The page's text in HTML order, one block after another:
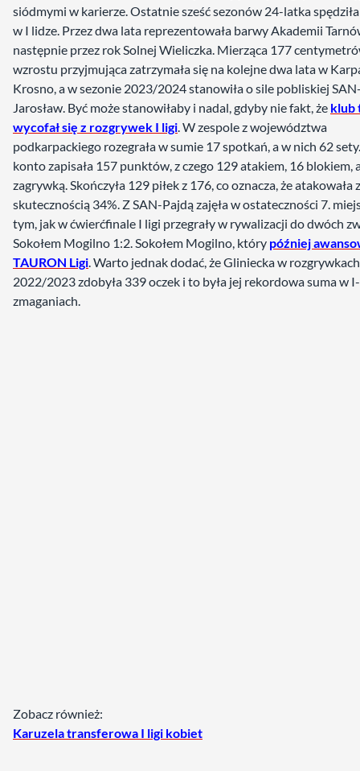
siódmymi w karierze. Ostatnie sześć sezonów 24-latka
w I lidze. Przez dwa lata reprezentowała barwy Akademii
następnie przez rok Solnej Wieliczka. Mierząca 177
wzrostu przyjmująca zatrzymała się na kolejne dwa lata w
Krosno, a w sezonie 2023/2024 stanowiła o sile pobliskiej
Jarosław. Być może stanowiłaby i nadal, gdyby nie fakt, że klub
wycofał się z rozgrywek I ligi. W zespole z województwa
podkarpackiego rozegrała w sumie 17 spotkań, a w nich 62
konto zapisała 157 punktów, z czego 129 atakiem, 16 blokiem,
zagrywką. Skończyła 129 piłek z 176, co oznacza, że atakowała
skutecznością 34%. Z SAN-Pajdą zajęła w ostateczności 7.
tym, jak w ćwierćfinale I ligi przegrały w rywalizacji do dwóch
Sokołem Mogilno 1:2. Sokołem Mogilno, który później
TAURON Ligi. Warto jednak dodać, że Gliniecka w rozgrywkach
2022/2023 zdobyła 339 oczek i to była jej rekordowa suma w
zmaganiach.
Zobacz również:
Karuzela transferowa I ligi kobiet